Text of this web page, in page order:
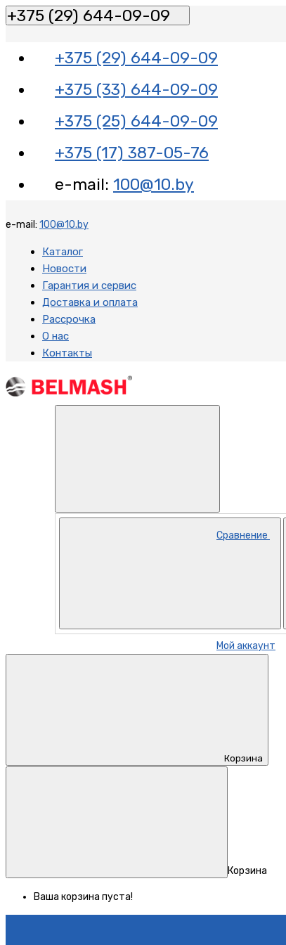
+375 (29) 644-09-09
+375 (29) 644-09-09
+375 (33) 644-09-09
+375 (25) 644-09-09
+375 (17) 387-05-76
e-mail: 100@10.by
e-mail: 100@10.by
Каталог
Новости
Гарантия и сервис
Доставка и оплата
Рассрочка
О нас
Контакты
Сравнение
Мой аккаунт
Корзина
Корзина
Ваша корзина пуста!